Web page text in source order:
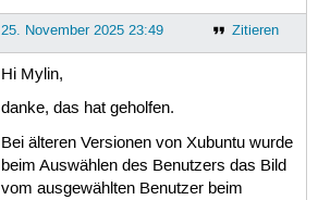
Zitieren
25. November 2025 23:49
Hi Mylin,
danke, das hat geholfen.
Bei älteren Versionen von Xubuntu wurde
beim Auswählen des Benutzers das Bild
vom ausgewählten Benutzer beim